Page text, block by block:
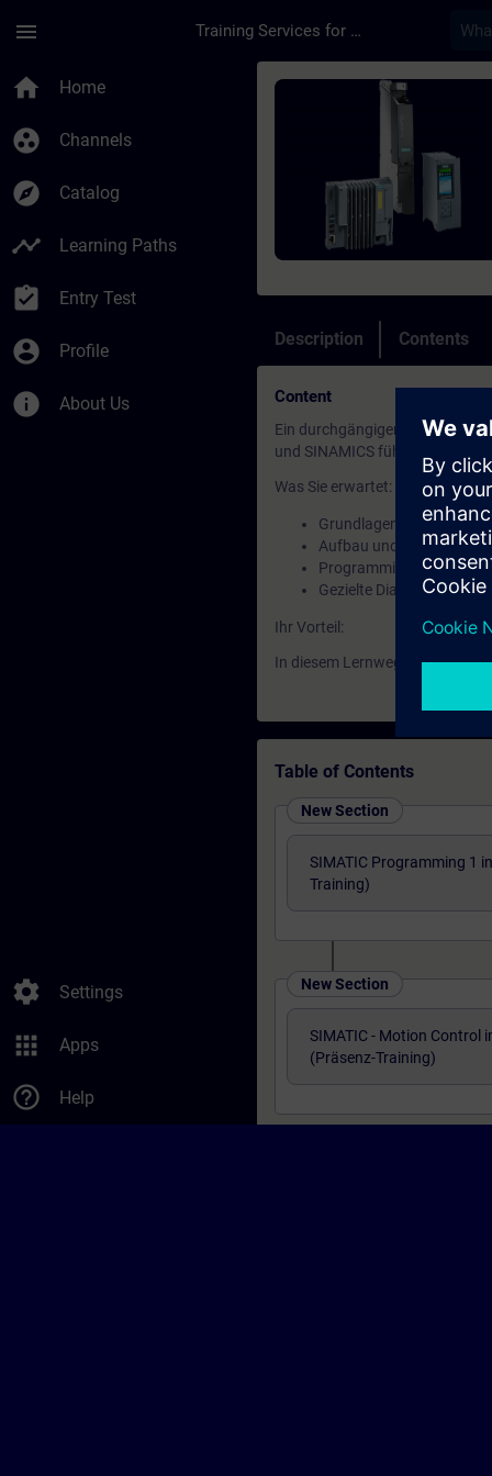
menu Training Services for Digital Industries
home Home
group_work Channels
explore Catalog
timeline Learning Paths
assignment_turned_in Entry Test
account_circle Profile
info About Us
settings Settings
apps Apps
help_outline Help
Course - SIMATIC
Description Contents
Content
Ein durchgängiger Lernweg,
und SINAMICS führt.
Was Sie erwartet:
Grundlagen von Motion
Aufbau und Struktur
Programmierung und
Gezielte Diagnose und
Ihr Vorteil:
In diesem Lernweg erwerben
Table of Contents
New Section
SIMATIC Programming 1
Training)
New Section
SIMATIC - Motion Control
(Präsenz-Training)